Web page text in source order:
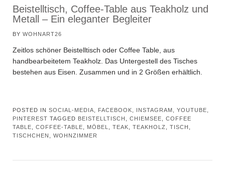
Beistelltisch, Coffee-Table aus Teakholz und
Metall – Ein eleganter Begleiter
BY WOHNART26
Zeitlos schöner Beistelltisch oder Coffee Table, aus
handbearbeitetem Teakholz. Das Untergestell des Tisches
bestehen aus Eisen. Zusammen und in 2 Größen erhältlich.
POSTED IN SOCIAL-MEDIA, FACEBOOK, INSTAGRAM, YOUTUBE,
PINTEREST TAGGED BEISTELLTISCH CHIEMSEE
COFFEE
TABLE
COFFEE-TABLE MÖBEL TEAK TEAKHOLZ TISCH
TISCHCHEN
WOHNZIMMER